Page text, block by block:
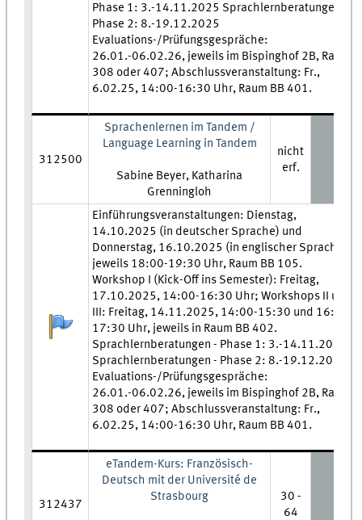
Phase 1: 3.-14.11.2025 Sprachlernberatungen -
Phase 2: 8.-19.12.2025
Evaluations-/Prüfungsgespräche:
26.01.-06.02.26, jeweils im Bispinghof 2B, Raum
308 oder 407; Abschlussveranstaltung: Fr.,
6.02.25, 14:00-16:30 Uhr, Raum BB 401.
312500
Sprachenlernen im Tandem /
Language Learning in Tandem
Lehrkraft:
Sabine Beyer, Katharina
Grenningloh
nicht
erf.
Anmeldestatus:
Zeit und Ort:
Einführungsveranstaltungen: Dienstag,
14.10.2025 (in deutscher Sprache) und
Donnerstag, 16.10.2025 (in englischer Sprache),
jeweils 18:00-19:30 Uhr, Raum BB 105.
Workshop I (Kick-Off ins Semester): Freitag,
17.10.2025, 14:00-16:30 Uhr; Workshops II und
III: Freitag, 14.11.2025, 14:00-15:30 und 16:00-
17:30 Uhr, jeweils in Raum BB 402.
Sprachlernberatungen - Phase 1: 3.-14.11.2025
Sprachlernberatungen - Phase 2: 8.-19.12.2025
Evaluations-/Prüfungsgespräche:
26.01.-06.02.26, jeweils im Bispinghof 2B, Raum
308 oder 407; Abschlussveranstaltung: Fr.,
6.02.25, 14:00-16:30 Uhr, Raum BB 401.
312437
eTandem-Kurs: Französisch-
Deutsch mit der Université de
Strasbourg
30 -
64